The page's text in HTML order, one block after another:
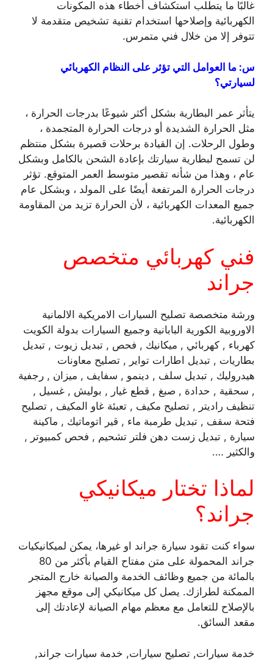
غالبًا ما يتطلب استكشاف أخطاء هذه المكونات
الكهربائية وإصلاحها استخدام تقنية تشخيص متقدمة لا
تتوفر إلا من خلال فني متمرس.
س: ما العوامل التي تؤثر على النظام الكهربائي
لسيارتي؟
يتأثر عمر البطارية بشكل أكثر شيوعًا بدرجات الحرارة ،
مثل الحرارة الشديدة أو درجات الحرارة المتجمدة ،
وطول الرحلات. إن القيادة برحلات قصيرة بشكل منتظم
لن تسمح لبطارية سيارتك بإعادة الشحن بالكامل وبشكل
عام ، وهذا من شأنه تقصير متوسط ​​العمر المتوقع. تؤثر
درجات الحرارة المرتفعة أيضًا على المولد ، وبشكل عام
جميع المعدات الكهربائية ، لأن الحرارة تزيد من المقاومة
الكهربائية.
فني كهربائي متخصص
جراند
ورشة متخصصة تصليح السيارات الامريكية الالمانية
الاوروبية الكورية البابانية وجميع السيارات بدولة الكويت
كهرباء , كهربائي , ميكانيك , فحص , تبديل زيوت , تبديل
بطاريات , تبديل اطارات تواير , تصليح معاونات
هيدروليك , تبديل سلف , دينمو , سفايف , ميزان , رجفية
, سحقية , حدادة , صبغ , قطع غيار , بوليش , غسيل ,
تنظيف راديتر , تصليح مكيف , تعبئة غاو المكيف , تصليح
فتحة سقف , تبديل طرمبة ماء , قير اتوماتيك , ماكينة
سيارة , تبديل زست دهن فلتر تشحيم , فحص كمبيوتر ,
والكثير ….
لماذا تختار ميكانيكي
جراند؟
سواء كنت تقود سيارة جراند او غيرها، يمكن لميكانيكيات
جراند المحمولة على متن مفتاح القيام بأكثر من 80
بالمائة من جميع وظائف الخدمة والصيانة خارج المتجر
الممكنة لطرازك. يصل كل ميكانيكي إلى موقع مجهز
بالإصلاح للتعامل مع معظم مهام الصيانة لإعادتك إلى
مقعد السائق.
خدمة سيارات, تصليح سيارات, خدمة سيارات جراند,